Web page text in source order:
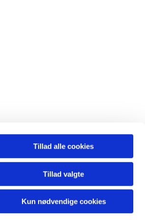
Tillad alle cookies
Tillad valgte
Kun nødvendige cookies